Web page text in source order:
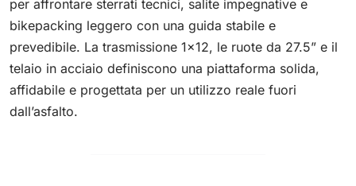
per affrontare sterrati tecnici, salite impegnative e
bikepacking leggero con una guida stabile e
prevedibile. La trasmissione 1x12, le ruote da 27.5” e il
telaio in acciaio definiscono una piattaforma solida,
affidabile e progettata per un utilizzo reale fuori
dall’asfalto.